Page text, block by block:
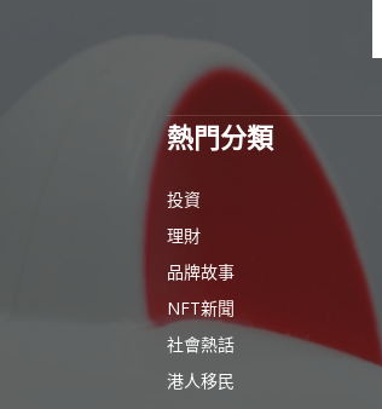
熱門分類
投資
理財
品牌故事
NFT新聞
社會熱話
港人移民